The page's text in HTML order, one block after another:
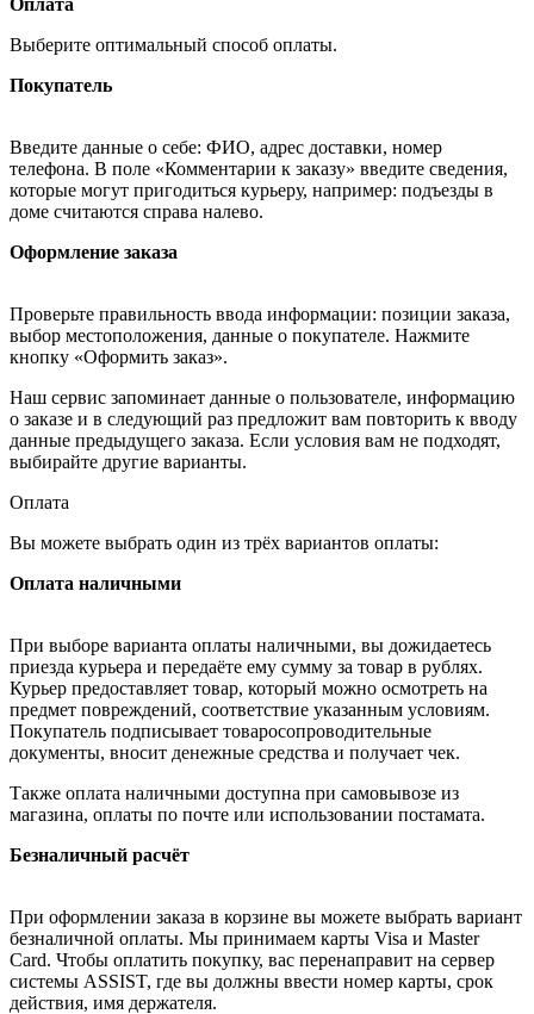
Выберите оптимальный способ оплаты.
Покупатель
Введите данные о себе: ФИО, адрес доставки, номер
телефона. В поле «Комментарии к заказу» введите сведения,
которые могут пригодиться курьеру, например: подъезды в
доме считаются справа налево.
Оформление заказа
Проверьте правильность ввода информации: позиции заказа,
выбор местоположения, данные о покупателе. Нажмите
кнопку «Оформить заказ».
Наш сервис запоминает данные о пользователе, информацию
о заказе и в следующий раз предложит вам повторить к вводу
данные предыдущего заказа. Если условия вам не подходят,
выбирайте другие варианты.
Оплата
Вы можете выбрать один из трёх вариантов оплаты:
Оплата наличными
При выборе варианта оплаты наличными, вы дожидаетесь
приезда курьера и передаёте ему сумму за товар в рублях.
Курьер предоставляет товар, который можно осмотреть на
предмет повреждений, соответствие указанным условиям.
Покупатель подписывает товаросопроводительные
документы, вносит денежные средства и получает чек.
Также оплата наличными доступна при самовывозе из
магазина, оплаты по почте или использовании постамата.
Безналичный расчёт
При оформлении заказа в корзине вы можете выбрать вариант
безналичной оплаты. Мы принимаем карты Visa и Master
Card. Чтобы оплатить покупку, вас перенаправит на сервер
системы ASSIST, где вы должны ввести номер карты, срок
действия, имя держателя.